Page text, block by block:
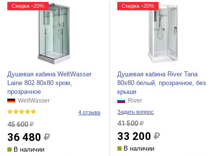
Скидка −20%
Душевая кабина WeltWasser
Laine 802 80x80 хром,
прозрачное
WeltWasser
4 отзыва
45 600
36 480
В наличии
Скидка −20%
Душевая кабина River Tana
80x80 белый, прозрачное, без
крыши
River
Задать вопрос
41 500
33 200
В наличии